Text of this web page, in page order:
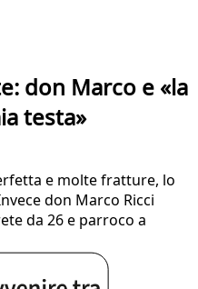
don Marco e «la
testa»
e molte fratture, lo
don Marco Ricci
da 26 e parroco a